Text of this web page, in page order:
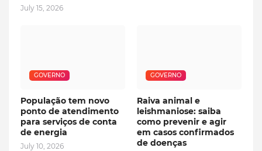
July 15, 2026
GOVERNO
População tem novo
ponto de atendimento
para serviços de conta
de energia
July 10, 2026
GOVERNO
Raiva animal e
leishmaniose: saiba
como prevenir e agir
em casos confirmados
de doenças